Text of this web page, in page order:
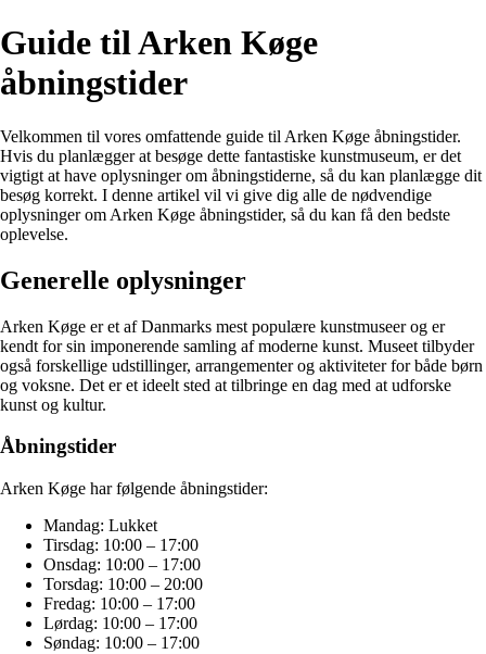
Guide til Arken Køge
åbningstider
Velkommen til vores omfattende guide til Arken Køge åbningstider.
Hvis du planlægger at besøge dette fantastiske kunstmuseum, er det
vigtigt at have oplysninger om åbningstiderne, så du kan planlægge dit
besøg korrekt. I denne artikel vil vi give dig alle de nødvendige
oplysninger om Arken Køge åbningstider, så du kan få den bedste
oplevelse.
Generelle oplysninger
Arken Køge er et af Danmarks mest populære kunstmuseer og er
kendt for sin imponerende samling af moderne kunst. Museet tilbyder
også forskellige udstillinger, arrangementer og aktiviteter for både børn
og voksne. Det er et ideelt sted at tilbringe en dag med at udforske
kunst og kultur.
Åbningstider
Arken Køge har følgende åbningstider:
Mandag: Lukket
Tirsdag: 10:00 – 17:00
Onsdag: 10:00 – 17:00
Torsdag: 10:00 – 20:00
Fredag: 10:00 – 17:00
Lørdag: 10:00 – 17:00
Søndag: 10:00 – 17:00